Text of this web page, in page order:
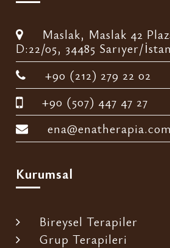
Maslak, Maslak 42
D:22/05, 34485 Sarıyer/
+90 (212) 279 22 02
+90 (507) 447 47 27
ena@enatherapia.com
Kurumsal
Bireysel Terapiler
Grup Terapileri